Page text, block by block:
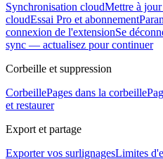
Synchronisation cloudMettre à
cloudEssai Pro et abonnement
connexion de l'extensionSe
sync — actualisez pour continuer
Corbeille et suppression
CorbeillePages dans la corbeille
et restaurer
Export et partage
Exporter vos surlignagesLimites